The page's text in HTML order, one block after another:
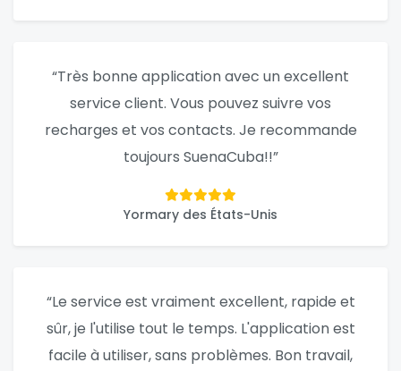
“Très bonne application avec un excellent
service client. Vous pouvez suivre vos
recharges et vos contacts. Je recommande
toujours SuenaCuba!!”
Yormary des États-Unis
“Le service est vraiment excellent, rapide et
sûr, je l'utilise tout le temps. L'application est
facile à utiliser, sans problèmes. Bon travail,